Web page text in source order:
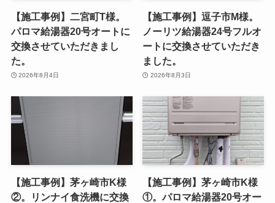
【施工事例】二宮町T様。
パロマ給湯器20号オートに
交換させていただきまし
た。
2026年8月4日
【施工事例】逗子市M様。
ノーリツ給湯器24号フルオ
ートに交換させていただき
ました。
2026年8月3日
【施工事例】茅ヶ崎市K様
②。リンナイ食洗機に交換
【施工事例】茅ヶ崎市K様
①。パロマ給湯器20号オー